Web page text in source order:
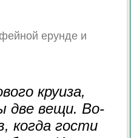
ерунде и
круиза,
две вещи. Во-
когда гости